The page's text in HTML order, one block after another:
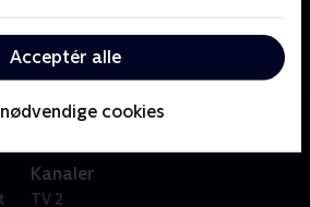
Acceptér alle
nødvendige cookies
for at snakke politik over et
Kanaler
TV 2